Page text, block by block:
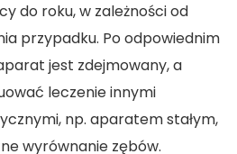
do roku, w zależności od
przypadku. Po odpowiednim
jest zdejmowany, a
leczenie innymi
np. aparatem stałym,
wyrównanie zębów.